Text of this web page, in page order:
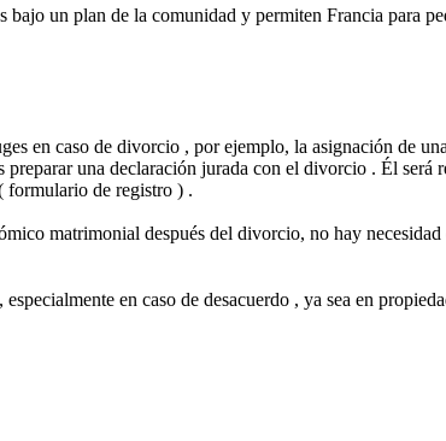
​​bajo un plan de la comunidad y permiten Francia para
en caso de divorcio , por ejemplo, la asignación de
una declaración jurada con el divorcio . Él
formulario de registro ) .
matrimonial después del divorcio, no hay
en caso de desacuerdo , ya sea en